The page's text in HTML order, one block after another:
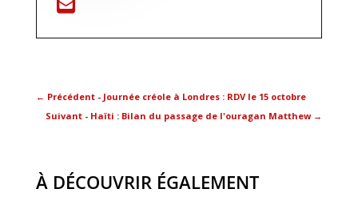
← Précédent - Journée créole à Londres : RDV le 15 octobre
Suivant - Haïti : Bilan du passage de l'ouragan Matthew→
À DÉCOUVRIR ÉGALEMENT